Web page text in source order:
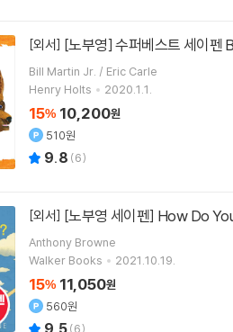
[외서] [노부영] 수퍼베스트 세이
Bill Martin Jr. / Eric Carle
Henry Holts
2020.1.1.
15% 10,200원
510원
9.8 (6)
[외서] [노부영 세이펜] How Do
Anthony Browne
Walker Books
2021.10.19.
15% 11,050원
560원
(6)